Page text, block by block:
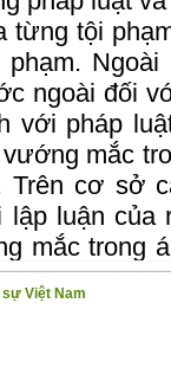
từng tội
ngoài đối
với pháp
mắc
Trên cơ sở
luận của
mắc trong
đưa ra
bạn đọc !
Việt Nam